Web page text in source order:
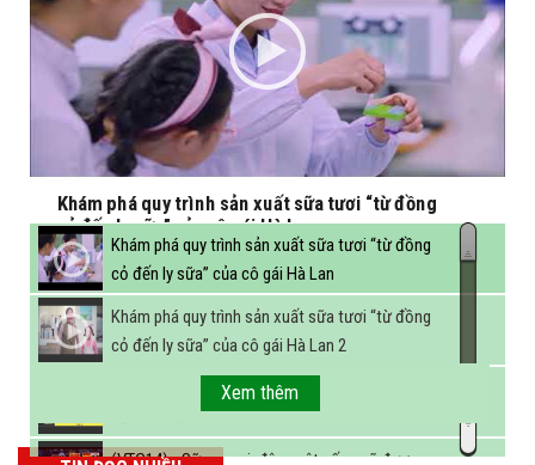
Khám phá quy trình sản xuất sữa tươi “từ đồng
cỏ đến ly sữa” của cô gái Hà Lan
Khám phá quy trình sản xuất sữa tươi “từ đồng
cỏ đến ly sữa” của cô gái Hà Lan
Khám phá quy trình sản xuất sữa tươi “từ đồng
cỏ đến ly sữa” của cô gái Hà Lan 2
FBNC - Ngành sữa hướng tới mục tiêu 3,4 tỷ lít
sữa vào năm 2025
(VTC14) - Sữa ngoại, động vật sống sẽ được
Xem thêm